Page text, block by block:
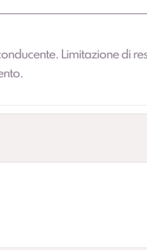
Limitazione di